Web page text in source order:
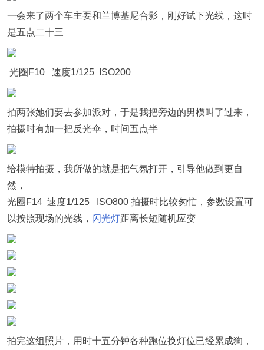
一会来了两个车主要和兰博基尼合影，刚好试下光线，这时
是五点二十三
光圈F10 速度1/125 ISO200
拍两张她们要去参加派对，于是我把旁边的男模叫了过来，
拍摄时有加一把反光伞，时间五点半
给模特拍摄，我所做的就是把气氛打开，引导他做到更自
然，
光圈F14 速度1/125 ISO800 拍摄时比较匆忙，参数设置可
以按照现场的光线， 闪光灯距离长短随机应变
拍完这组照片，用时十五分钟各种跑位换灯位已经累成狗，